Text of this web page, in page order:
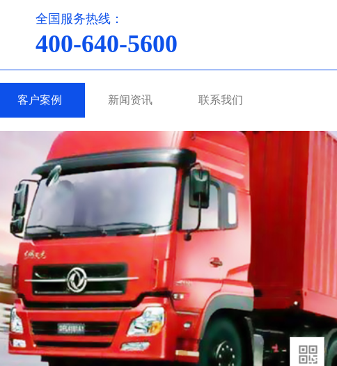
客户案例 新闻资讯 联系我们
全国服务热线：
400-640-5600